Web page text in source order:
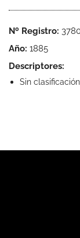
Nº Registro:
Año: 1885
Descriptores:
Sin